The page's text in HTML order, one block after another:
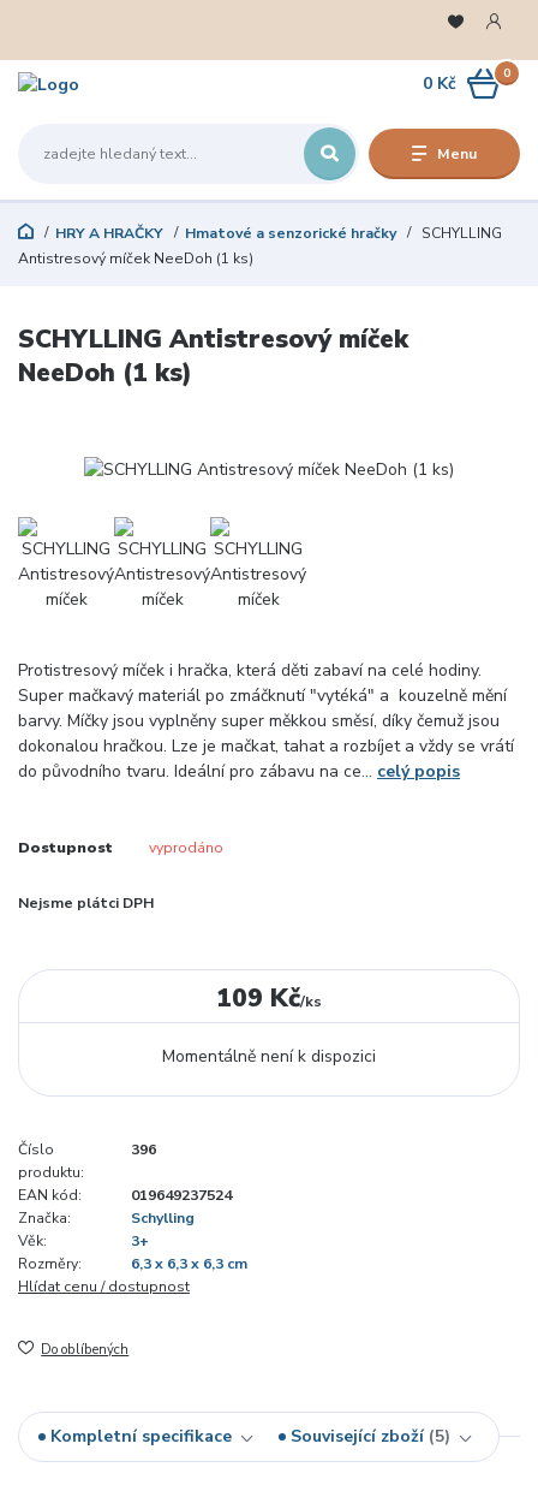
Menu
0
0 Kč
HRY A HRAČKY Hmatové a senzorické hračky
SCHYLLING
Antistresový míček NeeDoh (1 ks)
SCHYLLING Antistresový míček
NeeDoh (1 ks)
Protistresový míček i hračka, která děti zabaví na celé hodiny.
Super mačkavý materiál po zmáčknutí "vytéká" a kouzelně mění
barvy. Míčky jsou vyplněny super měkkou směsí, díky čemuž jsou
dokonalou hračkou. Lze je mačkat, tahat a rozbíjet a vždy se vrátí
do původního tvaru. Ideální pro zábavu na ce... celý popis
Dostupnost vyprodáno
Nejsme plátci DPH
109 Kč/ks
Momentálně není k dispozici
Číslo
produktu:
396
EAN kód:
019649237524
Značka:
Schylling
Věk:
3+
Rozměry:
6,3 x 6,3 x 6,3 cm
Hlídat cenu / dostupnost
Do oblíbených
Kompletní specifikace Související zboží 5